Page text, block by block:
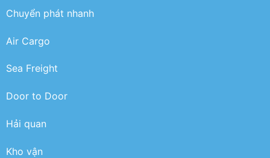
Chuyển phát nhanh
Air Cargo
Sea Freight
Door to Door
Hải quan
Kho vận